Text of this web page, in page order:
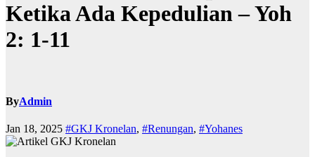
Ketika Ada Kepedulian – Yoh
2: 1-11
ByAdmin
Jan 18, 2025 #GKJ Kronelan, #Renungan, #Yohanes